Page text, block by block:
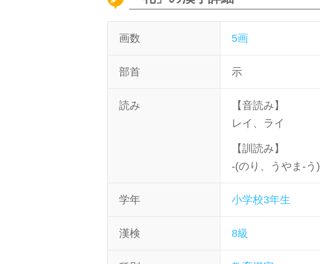
画数 5画
部首 示
読み
【音読み】
レイ、ライ
【訓読み】
-(のり、うやま-う)
学年 小学校3年生
漢検 8級